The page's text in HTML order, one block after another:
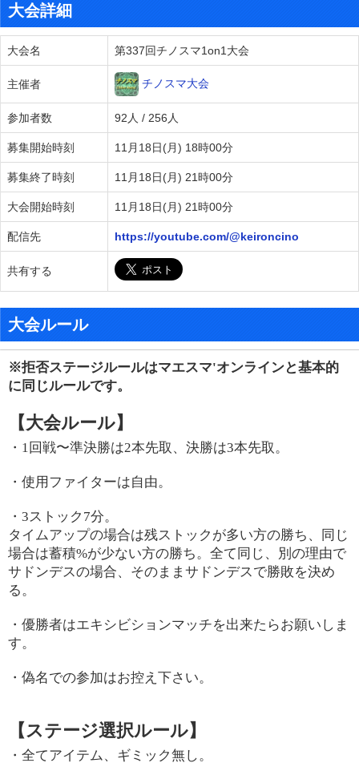
大会詳細
大会名 第337回チノスマ1on1大会
主催者 チノスマ大会
参加者数 92人 / 256人
募集開始時刻 11月18日(月) 18時00分
募集終了時刻 11月18日(月) 21時00分
大会開始時刻 11月18日(月) 21時00分
配信先 https://youtube.com/@keironcino
共有する
大会ルール
※拒否ステージルールはマエスマ'オンラインと基本的
に同じルールです。
【大会ルール】
・1回戦〜準決勝は2本先取、決勝は3本先取。
・使用ファイターは自由。
・3ストック7分。
タイムアップの場合は残ストックが多い方の勝ち、同じ
場合は蓄積%が少ない方の勝ち。全て同じ、別の理由で
サドンデスの場合、そのままサドンデスで勝敗を決め
る。
・優勝者はエキシビションマッチを出来たらお願いしま
す。
・偽名での参加はお控え下さい。
【ステージ選択ルール】
・全てアイテム、ギミック無し。